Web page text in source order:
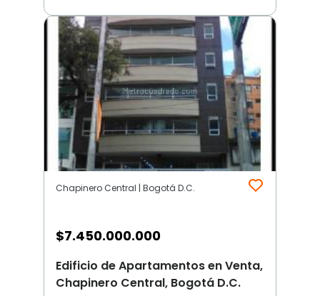
Chapinero Central | Bogotá D.C.
$7.450.000.000
Edificio de Apartamentos en Venta,
Chapinero Central, Bogotá D.C.